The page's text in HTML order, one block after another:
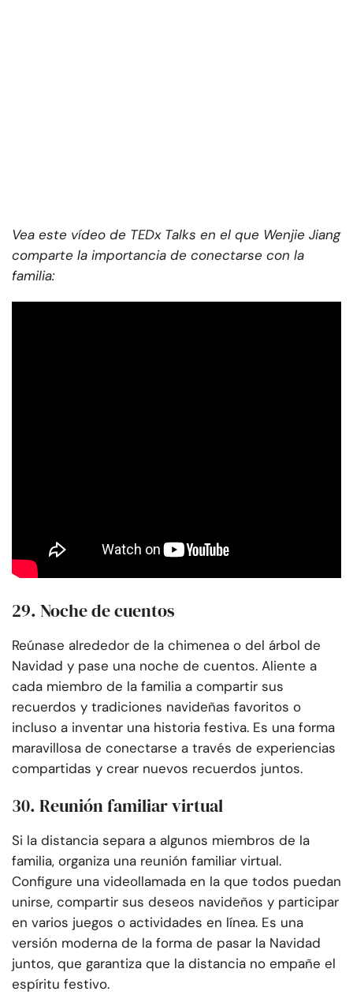
Vea este vídeo de TEDx Talks en el que Wenjie Jiang
comparte la importancia de conectarse con la
familia:
29. Noche de cuentos
Reúnase alrededor de la chimenea o del árbol de
Navidad y pase una noche de cuentos. Aliente a
cada miembro de la familia a compartir sus
recuerdos y tradiciones navideñas favoritos o
incluso a inventar una historia festiva. Es una forma
maravillosa de conectarse a través de experiencias
compartidas y crear nuevos recuerdos juntos.
30. Reunión familiar virtual
Si la distancia separa a algunos miembros de la
familia, organiza una reunión familiar virtual.
Configure una videollamada en la que todos puedan
unirse, compartir sus deseos navideños y participar
en varios juegos o actividades en línea. Es una
versión moderna de la forma de pasar la Navidad
juntos, que garantiza que la distancia no empañe el
espíritu festivo.